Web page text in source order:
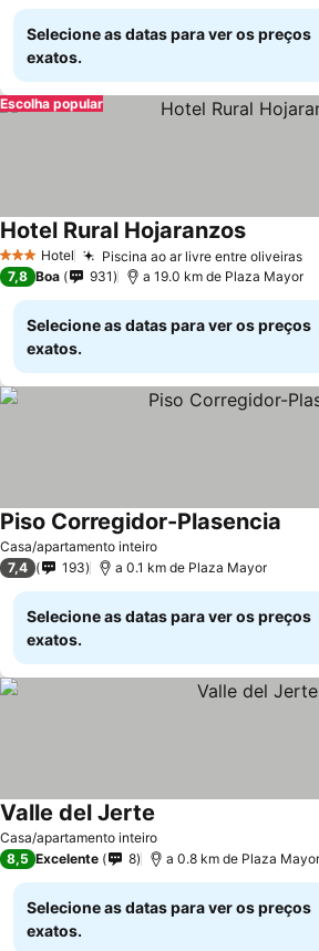
Selecione as datas para ver os preços
exatos.
Escolha popular
3 EstrelasHotel Piscina ao ar livre entre oliveiras
Hotel Rural HojaranzosVer
7,8 Boa 931 a 19.0 km de Plaza Mayor
Selecione as datas para ver os preços
exatos.
Casa/apartamento inteiro
Piso Corregidor-Plasencia
7,4 193 a 0.1 km de Plaza Mayor
Selecione as datas para ver os preços
exatos.
Casa/apartamento inteiro
Valle del Jerte
8,5 Excelente 8 a 0.8 km de Plaza Mayor
Selecione as datas para ver os preços
exatos.